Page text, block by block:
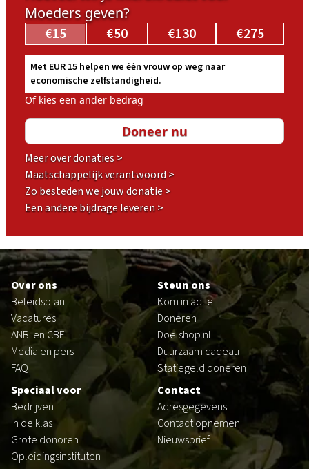
Moeders geven?
€15 €50 €130 €275
Met EUR 15 helpen we ėėn vrouw op weg naar
economische zelfstandigheid.
Of kies een ander bedrag
Meer over donaties >
Maatschappelijk verantwoord >
Zo besteden we jouw donatie >
Een andere bijdrage leveren >
Footer
Over ons
Beleidsplan
Vacatures
ANBI en CBF
Media en pers
FAQ
Steun ons
Kom in actie
Doneren
Doelshop.nl
Duurzaam cadeau
Statiegeld doneren
Speciaal voor
Bedrijven
In de klas
Grote donoren
Opleidingsinstituten
Contact
Adresgegevens
Contact opnemen
Nieuwsbrief